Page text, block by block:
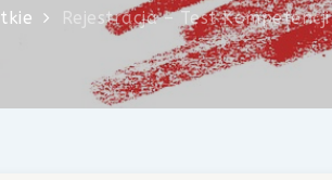
Rejestracja – Test